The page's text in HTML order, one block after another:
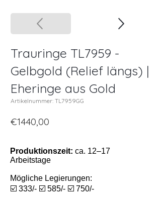
Trauringe TL7959 -
Gelbgold (Relief längs) |
Eheringe aus Gold
Artikelnummer: TL7959GG
€1440,00
Produktionszeit: ca. 12–17
Arbeitstage
Mögliche Legierungen:
☑️ 333/- ☑️ 585/- ☑️ 750/-